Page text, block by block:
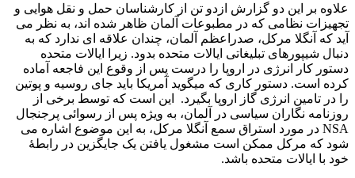
علاوه بر این دو گزارش ازدو تن از کارشناسان حمل و نقل هوایی و
تجهیزات نظامی که در مطبوعات آلمان ظاهر شده اند، به نظر می
آید که آنگلا مرکل، صدراعظم آلمان، چندان علاقه ای ندارد که به
دنبال شیپورهای تبلیغاتی ایالات متحده بدود. زیرا ایالات متحده
دستور کار انرژی در اروپا را درست پس از وقوع این فاجعه آماده
کرده است. دستور کاری که میگوید آمریکا باید جای روسیه و پوتین
را در تامین انرژی گاز اروپا بگیرد. این است که توسط برخی از
روزنامه نگاران سیاسی در آلمان، به ویژه پس از رسوائی پرجنجال
NSA در مورد استراق سمع آنگلا مرکل، به این موضوع اشاره می
شود که مرکل ممکن است مشغول یافتن یک جایگزین در رابطۀ
خود با ایالات متحده باشد.